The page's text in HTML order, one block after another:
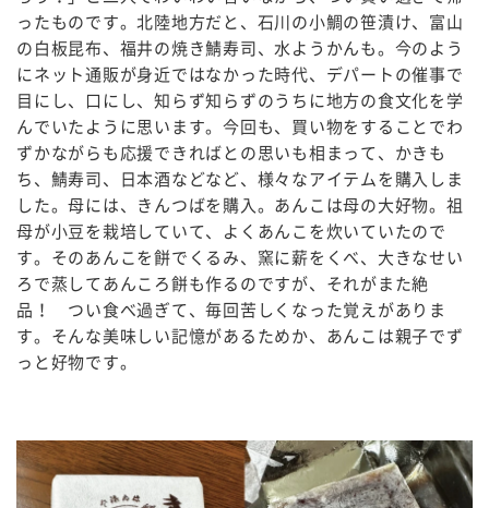
ったものです。北陸地方だと、石川の小鯛の笹漬け、富山
の白板昆布、福井の焼き鯖寿司、水ようかんも。今のよう
にネット通販が身近ではなかった時代、デパートの催事で
目にし、口にし、知らず知らずのうちに地方の食文化を学
んでいたように思います。今回も、買い物をすることでわ
ずかながらも応援できればとの思いも相まって、かきも
ち、鯖寿司、日本酒などなど、様々なアイテムを購入しま
した。母には、きんつばを購入。あんこは母の大好物。祖
母が小豆を栽培していて、よくあんこを炊いていたので
す。そのあんこを餅でくるみ、窯に薪をくべ、大きなせい
ろで蒸してあんころ餅も作るのですが、それがまた絶
品！ つい食べ過ぎて、毎回苦しくなった覚えがありま
す。そんな美味しい記憶があるためか、あんこは親子でず
っと好物です。